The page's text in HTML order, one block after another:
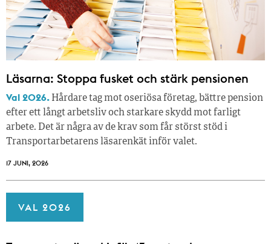
Läsarna: Stoppa fusket och stärk pensionen
Val 2026. Hårdare tag mot oseriösa företag, bättre pension
efter ett långt arbetsliv och starkare skydd mot farligt
arbete. Det är några av de krav som får störst stöd i
Transportarbetarens läsar­enkät inför valet.
17 JUNI, 2026
VAL 2026